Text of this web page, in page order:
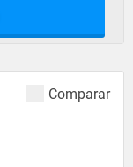
Comparar